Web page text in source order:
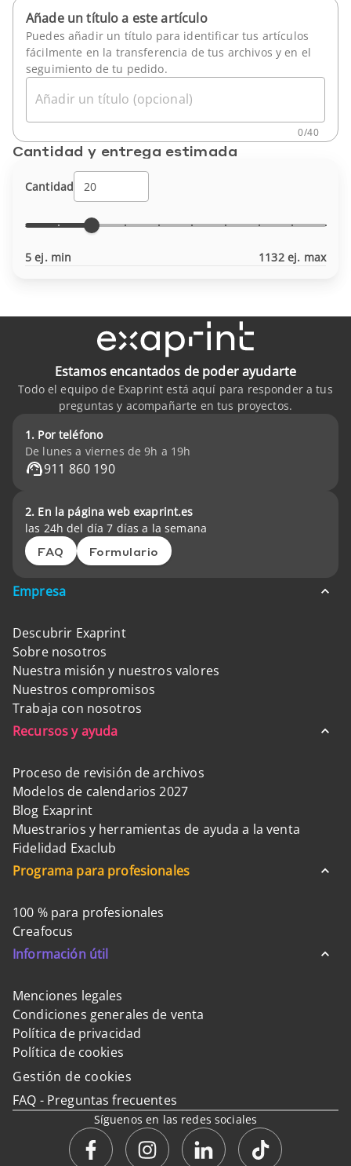
Añade un título a este artículo
Puedes añadir un título para identificar tus artículos
fácilmente en la transferencia de tus archivos y en el
seguimiento de tu pedido.
Añadir un título (opcional)
0/40
Cantidad y entrega estimada
Cantidad
5 ej. min 1132 ej. max
Estamos encantados de poder ayudarte
Todo el equipo de Exaprint está aquí para responder a tus
preguntas y acompañarte en tus proyectos.
1. Por teléfono
De lunes a viernes de 9h a 19h
911 860 190
2. En la página web exaprint.es
las 24h del día 7 días a la semana
FAQ Formulario
Empresa
Descubrir Exaprint
Sobre nosotros
Nuestra misión y nuestros valores
Nuestros compromisos
Trabaja con nosotros
Recursos y ayuda
Proceso de revisión de archivos
Modelos de calendarios 2027
Blog Exaprint
Muestrarios y herramientas de ayuda a la venta
Fidelidad Exaclub
Programa para profesionales
100 % para profesionales
Creafocus
Información útil
Menciones legales
Condiciones generales de venta
Política de privacidad
Política de cookies
Gestión de cookies
FAQ - Preguntas frecuentes
Síguenos en las redes sociales